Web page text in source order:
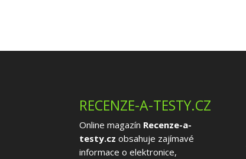
RECENZE-A-TESTY.CZ
Online magazín Recenze-a-
testy.cz obsahuje zajímavé
informace o elektronice,